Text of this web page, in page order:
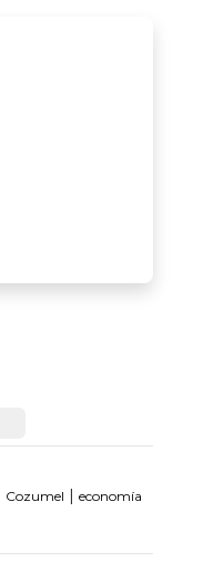
Cozumel | economía